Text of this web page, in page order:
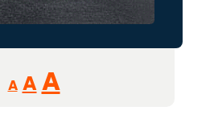
A
Reducir
tamaño
A Restablecer
AAumentar